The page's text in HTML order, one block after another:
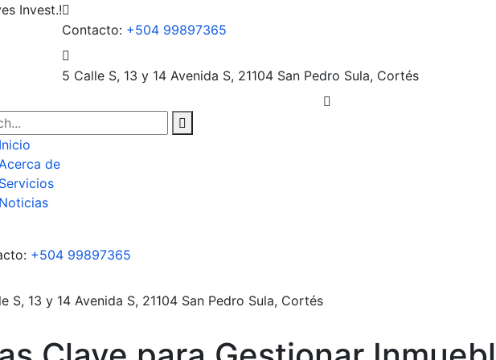
Invest.!
Contacto: +504 99897365
5 Calle S, 13 y 14 Avenida S, 21104 San Pedro Sula, Cortés
Inicio
de
Servicios
Noticias
+504 99897365
S, 13 y 14 Avenida S, 21104 San Pedro Sula, Cortés